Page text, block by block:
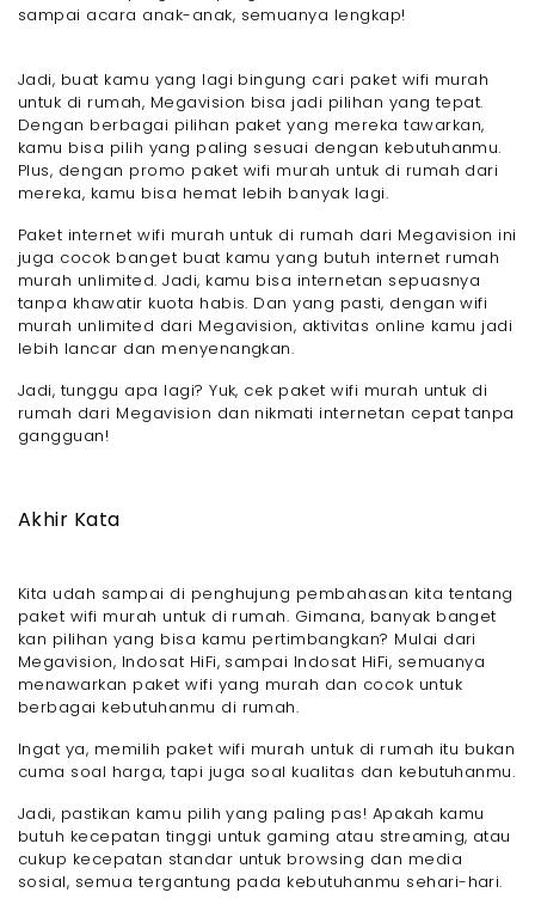
sampai acara anak-anak, semuanya lengkap!
Jadi, buat kamu yang lagi bingung cari paket wifi murah
untuk di rumah, Megavision bisa jadi pilihan yang tepat.
Dengan berbagai pilihan paket yang mereka tawarkan,
kamu bisa pilih yang paling sesuai dengan kebutuhanmu.
Plus, dengan promo paket wifi murah untuk di rumah dari
mereka, kamu bisa hemat lebih banyak lagi.
Paket internet wifi murah untuk di rumah dari Megavision ini
juga cocok banget buat kamu yang butuh internet rumah
murah unlimited. Jadi, kamu bisa internetan sepuasnya
tanpa khawatir kuota habis. Dan yang pasti, dengan wifi
murah unlimited dari Megavision, aktivitas online kamu jadi
lebih lancar dan menyenangkan.
Jadi, tunggu apa lagi? Yuk, cek paket wifi murah untuk di
rumah dari Megavision dan nikmati internetan cepat tanpa
gangguan!
Akhir Kata
Kita udah sampai di penghujung pembahasan kita tentang
paket wifi murah untuk di rumah. Gimana, banyak banget
kan pilihan yang bisa kamu pertimbangkan? Mulai dari
Megavision, Indosat HiFi, sampai Indosat HiFi, semuanya
menawarkan paket wifi yang murah dan cocok untuk
berbagai kebutuhanmu di rumah.
Ingat ya, memilih paket wifi murah untuk di rumah itu bukan
cuma soal harga, tapi juga soal kualitas dan kebutuhanmu.
Jadi, pastikan kamu pilih yang paling pas! Apakah kamu
butuh kecepatan tinggi untuk gaming atau streaming, atau
cukup kecepatan standar untuk browsing dan media
sosial, semua tergantung pada kebutuhanmu sehari-hari.